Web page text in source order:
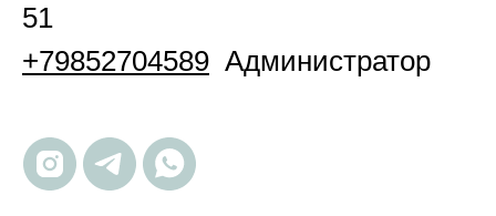
51
+79852704589 Администратор